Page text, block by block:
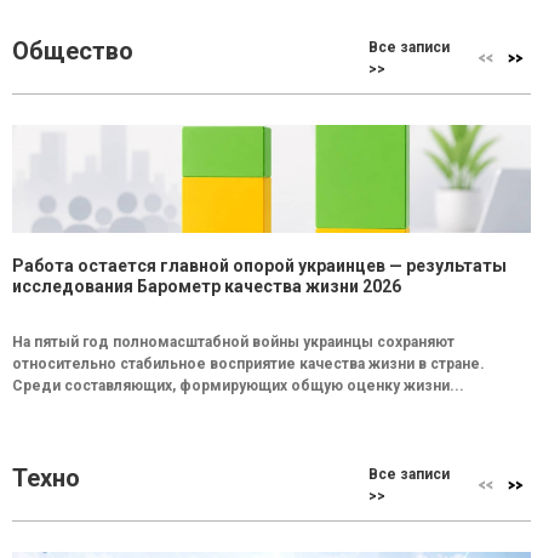
Общество
Все записи
>>
Работа остается главной опорой украинцев — результаты
исследования Барометр качества жизни 2026
На пятый год полномасштабной войны украинцы сохраняют
относительно стабильное восприятие качества жизни в стране.
Среди составляющих, формирующих общую оценку жизни...
Техно
Все записи
>>